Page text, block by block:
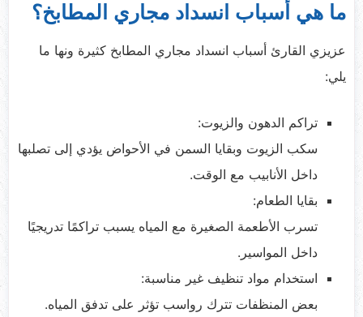
ما هي أسباب انسداد مجاري المطابخ؟
عزيزي القارئ أسباب انسداد مجاري المطابخ كثيرة ونها ما
يلي:
تراكم الدهون والزيوت:
سكب الزيوت وبقايا السمن في الأحواض يؤدي إلى تصلبها
داخل الأنابيب مع الوقت.
بقايا الطعام:
تسرب الأطعمة الصغيرة مع المياه يسبب تراكمًا تدريجيًا
داخل المواسير.
استخدام مواد تنظيف غير مناسبة:
بعض المنظفات تترك رواسب تؤثر على تدفق المياه.